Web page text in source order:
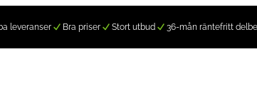
leveranser Bra priser Stort utbud 36-mån räntefritt